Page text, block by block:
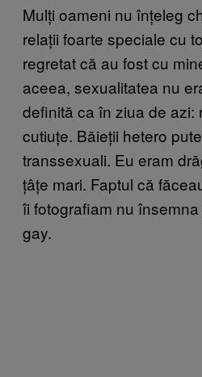
Mulți oameni nu înțeleg
relații foarte speciale cu
regretat că au fost cu
aceea, sexualitatea nu
definită ca în ziua de azi:
cutiuțe. Băieții hetero
transsexuali. Eu eram
țâțe mari. Faptul că
îi fotografiam nu
gay.